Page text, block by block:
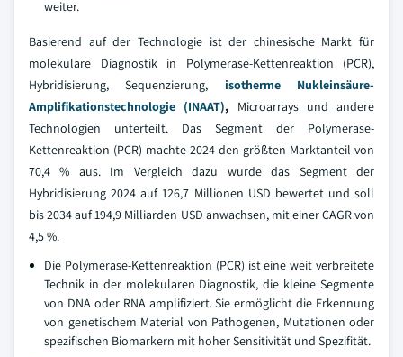
weiter.
Basierend auf der Technologie ist der chinesische Markt für
molekulare Diagnostik in Polymerase-Kettenreaktion (PCR),
Hybridisierung, Sequenzierung, isotherme Nukleinsäure-
Amplifikationstechnologie (INAAT), Microarrays und andere
Technologien unterteilt. Das Segment der Polymerase-
Kettenreaktion (PCR) machte 2024 den größten Marktanteil von
70,4 % aus. Im Vergleich dazu wurde das Segment der
Hybridisierung 2024 auf 126,7 Millionen USD bewertet und soll
bis 2034 auf 194,9 Milliarden USD anwachsen, mit einer CAGR von
4,5 %.
Die Polymerase-Kettenreaktion (PCR) ist eine weit verbreitete
Technik in der molekularen Diagnostik, die kleine Segmente
von DNA oder RNA amplifiziert. Sie ermöglicht die Erkennung
von genetischem Material von Pathogenen, Mutationen oder
spezifischen Biomarkern mit hoher Sensitivität und Spezifität.